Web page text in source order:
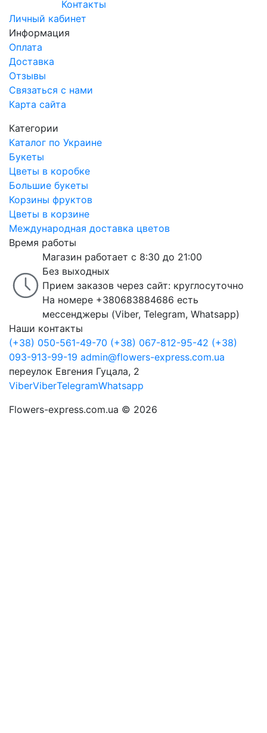
Контакты
Личный кабинет
Информация
Оплата
Доставка
Отзывы
Связаться с нами
Карта сайта
Категории
Каталог по Украине
Букеты
Цветы в коробке
Большие букеты
Корзины фруктов
Цветы в корзине
Международная доставка цветов
Время работы
Магазин работает с 8:30 до 21:00
Без выходных
Прием заказов через сайт: круглосуточно
На номере +380683884686 есть
мессенджеры (Viber, Telegram, Whatsapp)
Наши контакты
(+38) 050-561-49-70 (+38) 067-812-95-42 (+38)
093-913-99-19 admin@flowers-express.com.ua
переулок Евгения Гуцала, 2
ViberViberTelegramWhatsapp
Flowers-express.com.ua © 2026